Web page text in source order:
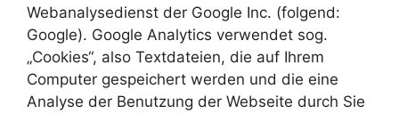
Webanalysedienst der Google Inc. (folgend:
Google). Google Analytics verwendet sog.
„Cookies“, also Textdateien, die auf Ihrem
Computer gespeichert werden und die eine
Analyse der Benutzung der Webseite durch Sie